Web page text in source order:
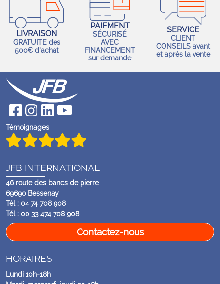
LIVRAISON
GRATUITE dès
500€ d'achat
PAIEMENT
SÉCURISÉ
AVEC
FINANCEMENT
sur demande
SERVICE
CLIENT
CONSEILS avant
et après la vente
Témoignages
JFB INTERNATIONAL
46 route des bancs de pierre
69690 Bessenay
Tél : 04 74 708 908
Tél : 00 33 474 708 908
Contactez-nous
HORAIRES
Lundi 10h-18h